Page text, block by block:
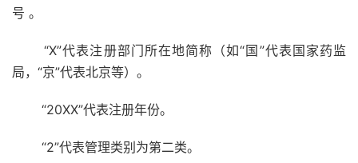
号 。
“X”代表注册部门所在地简称（如“国”代表国家药监
局，“京”代表北京等）。
“20XX”代表注册年份。
“2”代表管理类别为第二类。